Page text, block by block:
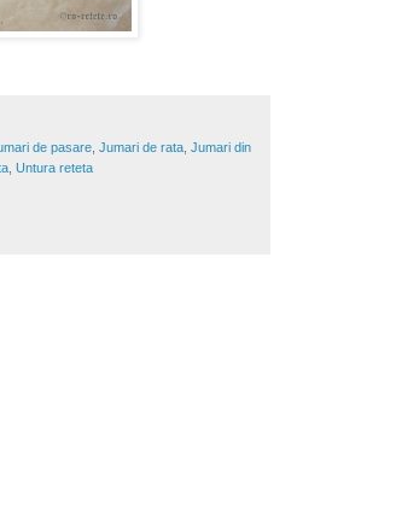
de pasare Jumari de rata Jumari din
Untura reteta